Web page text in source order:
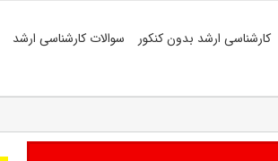
کارشناسی ارشد بدون کنکور سوالات کارشناسی ارشد